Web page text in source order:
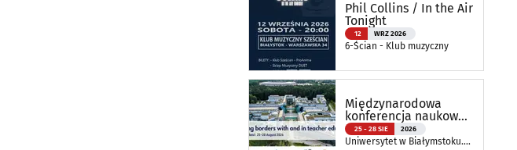
Phil Collins / In the Air
Tonight
12 WRZ 2026
6-Ścian - Klub muzyczny
Międzynarodowa
konferencja naukowa
ATEE Annual
Conference 2026
25 - 28 SIE 2026
Uniwersytet w Białymstoku.